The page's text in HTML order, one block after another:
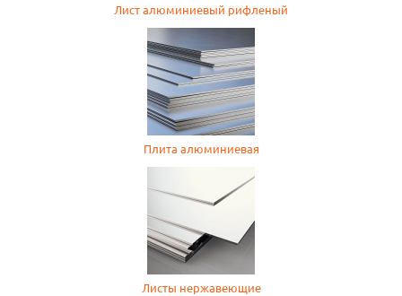
Лист алюминиевый рифленый
Плита алюминиевая
Листы нержавеющие